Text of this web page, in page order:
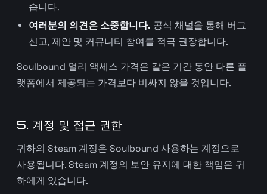
습니다.
여러분의 의견은 소중합니다. 공식 채널을 통해 버그
신고, 제안 및 커뮤니티 참여를 적극 권장합니다.
Soulbound 얼리 액세스 가격은 같은 기간 동안 다른 플
랫폼에서 제공되는 가격보다 비싸지 않을 것입니다.
5. 계정 및 접근 권한
귀하의 Steam 계정은 Soulbound 사용하는 계정으로
사용됩니다. Steam 계정의 보안 유지에 대한 책임은 귀
하에게 있습니다.